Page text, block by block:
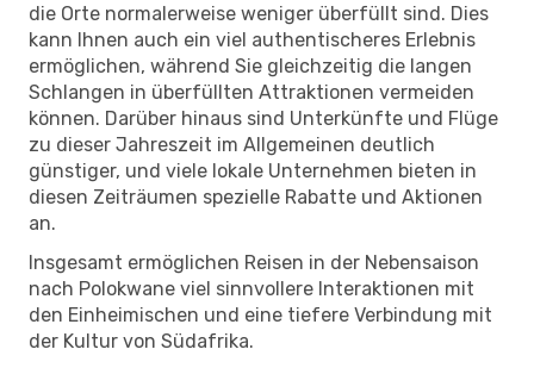
die Orte normalerweise weniger überfüllt sind. Dies
kann Ihnen auch ein viel authentischeres Erlebnis
ermöglichen, während Sie gleichzeitig die langen
Schlangen in überfüllten Attraktionen vermeiden
können. Darüber hinaus sind Unterkünfte und Flüge
zu dieser Jahreszeit im Allgemeinen deutlich
günstiger, und viele lokale Unternehmen bieten in
diesen Zeiträumen spezielle Rabatte und Aktionen
an.
Insgesamt ermöglichen Reisen in der Nebensaison
nach Polokwane viel sinnvollere Interaktionen mit
den Einheimischen und eine tiefere Verbindung mit
der Kultur von Südafrika.